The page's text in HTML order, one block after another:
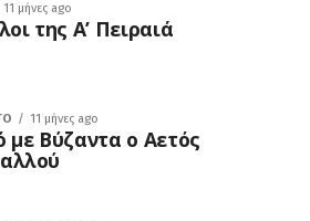
11 μήνες ago
της Α’ Πειραιά
11 μήνες ago
με Βύζαντα ο Αετός